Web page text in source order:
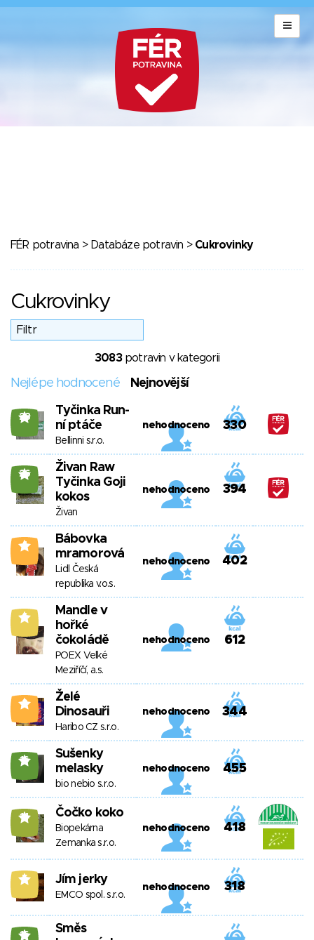
FÉR potravina > Databáze potravin > Cukrovinky
Cukrovinky
3083potravin v kategorii
Nejlépe hodnocené Nejnovější
28
Tyčinka Run-
ní ptáče
Bellinni s.r.o.
nehodnoceno 330
26
Živan Raw
Tyčinka Goji
kokos
Živan
nehodnoceno 394
4
Bábovka
mramorová
Lidl Česká
republika v.o.s.
nehodnoceno 402
6
Mandle v
hořké
čokoládě
POEX Velké
Meziříčí, a.s.
nehodnoceno 612
2
Želé
Dinosauři
Haribo CZ s.r.o.
nehodnoceno 344
16
Sušenky
melasky
bio nebio s.r.o.
nehodnoceno 455
14 Čočko koko
Biopekárna
Zemanka s.r.o.
nehodnoceno 418
5 Jím jerky
EMCO spol. s.r.o.
nehodnoceno 318
16
Směs